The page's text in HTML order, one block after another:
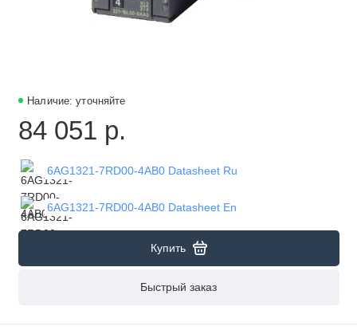
Наличие: уточняйте
84 051 р.
6AG1321-7RD00-4AB0 Datasheet Ru
6AG1321-7RD00-4AB0 Datasheet En
Купить
Быстрый заказ